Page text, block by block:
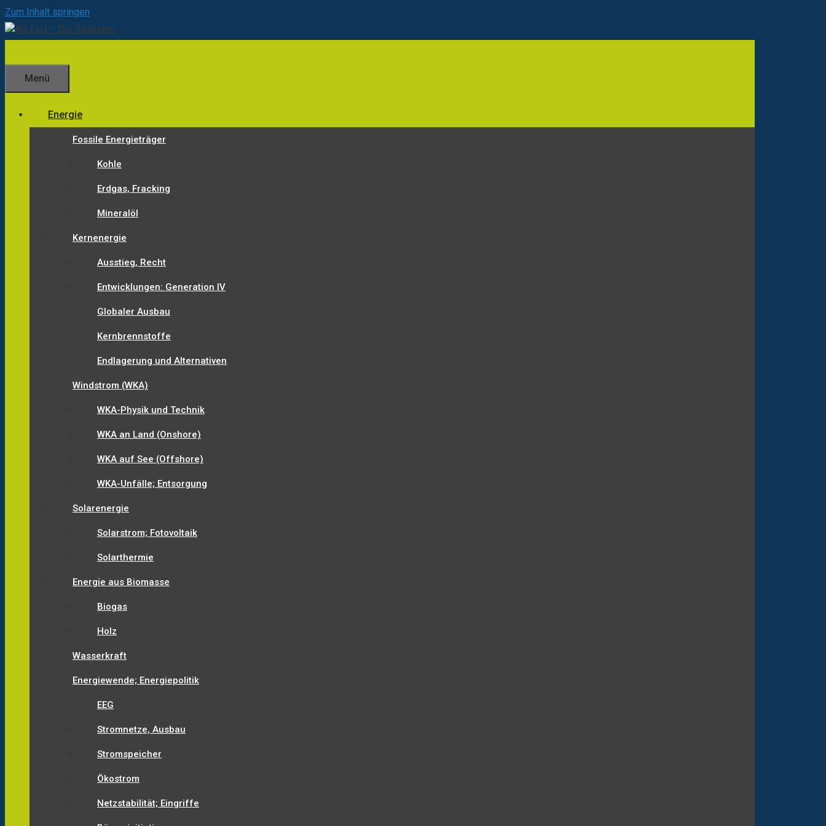
Zum Inhalt springen
Menü
Energie
Fossile Energieträger
Kohle
Erdgas, Fracking
Mineralöl
Kernenergie
Ausstieg, Recht
Entwicklungen: Generation IV
Globaler Ausbau
Kernbrennstoffe
Endlagerung und Alternativen
Windstrom (WKA)
WKA-Physik und Technik
WKA an Land (Onshore)
WKA auf See (Offshore)
WKA-Unfälle; Entsorgung
Solarenergie
Solarstrom; Fotovoltaik
Solarthermie
Energie aus Biomasse
Biogas
Holz
Wasserkraft
Energiewende; Energiepolitik
EEG
Stromnetze, Ausbau
Stromspeicher
Ökostrom
Netzstabilität; Eingriffe